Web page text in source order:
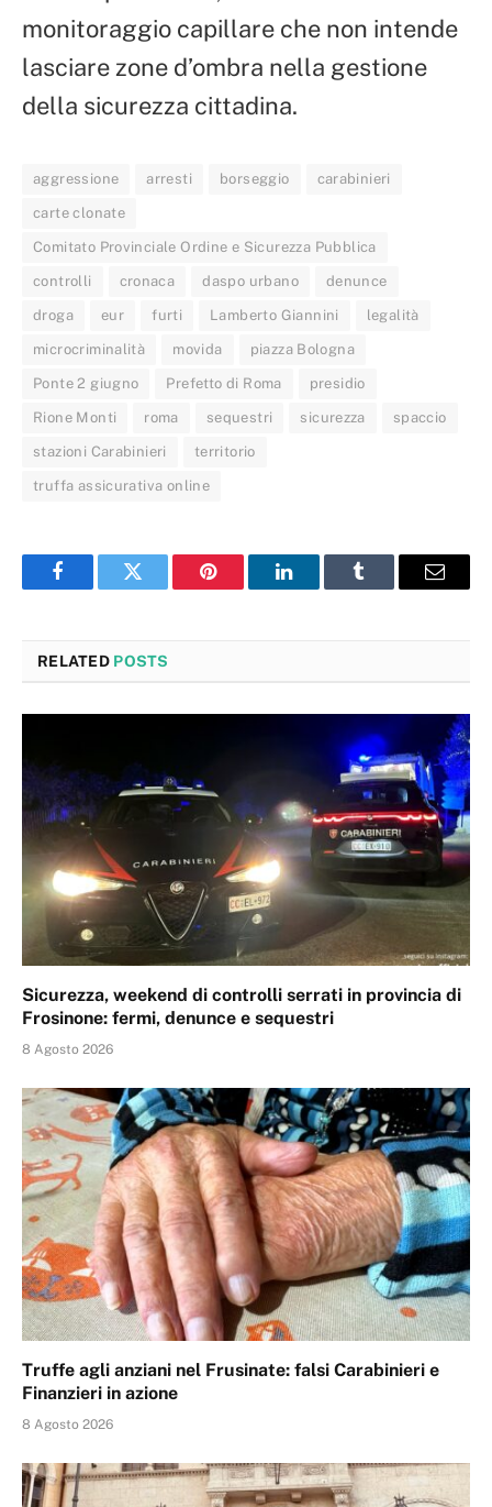
monitoraggio capillare che non intende
lasciare zone d’ombra nella gestione
della sicurezza cittadina.
aggressione arresti borseggio carabinieri
carte clonate
Comitato Provinciale Ordine e Sicurezza Pubblica
controlli cronaca daspo urbano denunce
droga eur furti Lamberto Giannini legalità
microcriminalità movida piazza Bologna
Ponte 2 giugno Prefetto di Roma presidio
Rione Monti roma sequestri sicurezza spaccio
stazioni Carabinieri territorio
truffa assicurativa online
FacebookTwitter Pinterest LinkedInTumblr Email
RELATED POSTS
Sicurezza, weekend di controlli serrati in provincia di
Frosinone: fermi, denunce e sequestri
8 Agosto 2026
Truffe agli anziani nel Frusinate: falsi Carabinieri e
Finanzieri in azione
8 Agosto 2026